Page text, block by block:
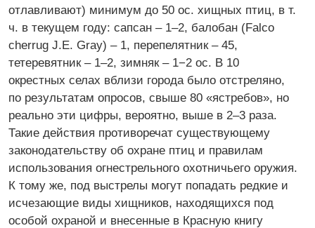
отлавливают) минимум до 50 ос. хищных птиц, в т.
ч. в текущем году: сапсан – 1–2, балобан (Falco
cherrug J.E. Gray) – 1, перепелятник – 45,
тетеревятник – 1–2, зимняк – 1−2 ос. В 10
окрестных селах вблизи города было отстреляно,
по результатам опросов, свыше 80 «ястребов», но
реально эти цифры, вероятно, выше в 2–3 раза.
Такие действия противоречат существующему
законодательству об охране птиц и правилам
использования огнестрельного охотничьего оружия.
К тому же, под выстрелы могут попадать редкие и
исчезающие виды хищников, находящихся под
особой охраной и внесенные в Красную книгу